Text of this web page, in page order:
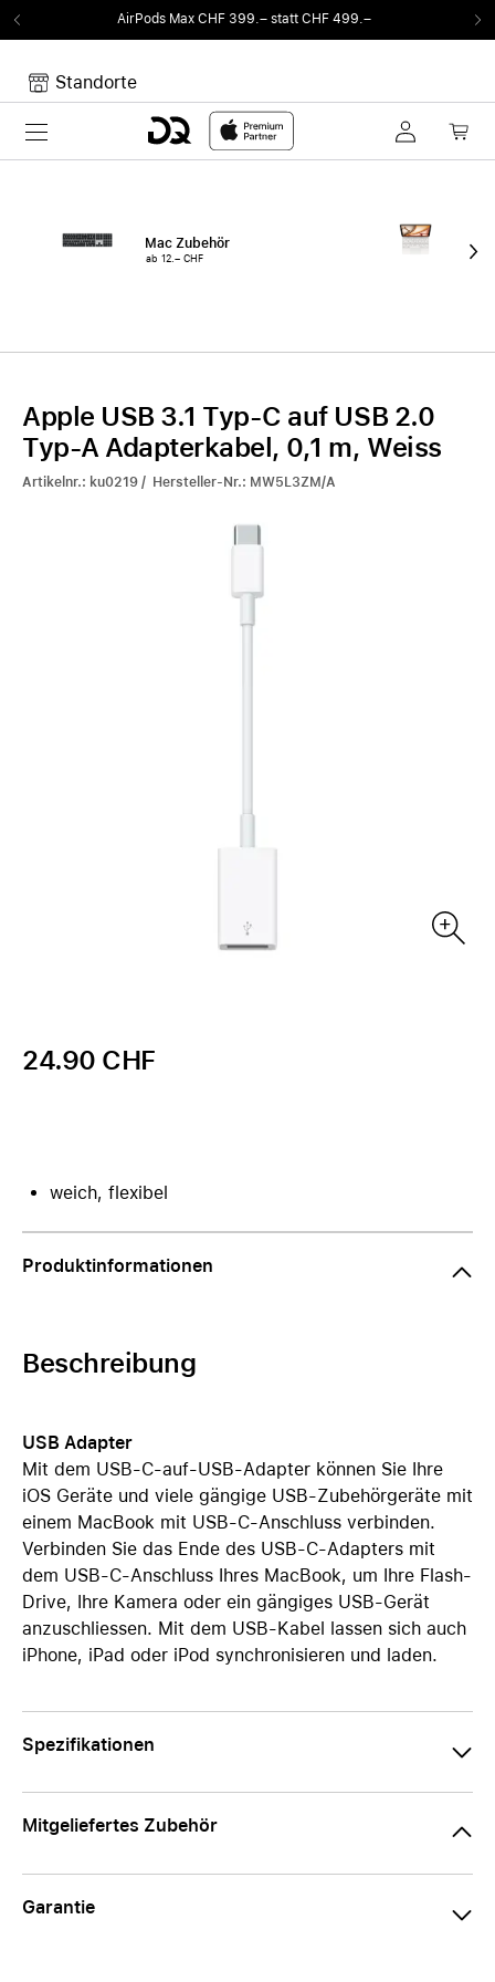
AirPods Max CHF 399.– statt CHF 499.–
Standorte
Toggle navigation
Mac Zubehör
ab 12.– CHF ab
Apple USB 3.1 Typ-C auf USB 2.0
Typ-A Adapterkabel, 0,1 m, Weiss
Artikelnr.: ku0219 / Hersteller-Nr.: MW5L3ZM/A
24.90 CHF
weich, flexibel
Produktinformationen
Beschreibung
USB Adapter
Mit dem USB-C-auf-USB-Adapter können Sie Ihre
iOS Geräte und viele gängige USB-Zubehörgeräte mit
einem MacBook mit USB-C-Anschluss verbinden.
Verbinden Sie das Ende des USB-C-Adapters mit
dem USB-C-Anschluss Ihres MacBook, um Ihre Flash-
Drive, Ihre Kamera oder ein gängiges USB-Gerät
anzuschliessen. Mit dem USB-Kabel lassen sich auch
iPhone, iPad oder iPod synchronisieren und laden.
Spezifikationen
Mitgeliefertes Zubehör
Garantie